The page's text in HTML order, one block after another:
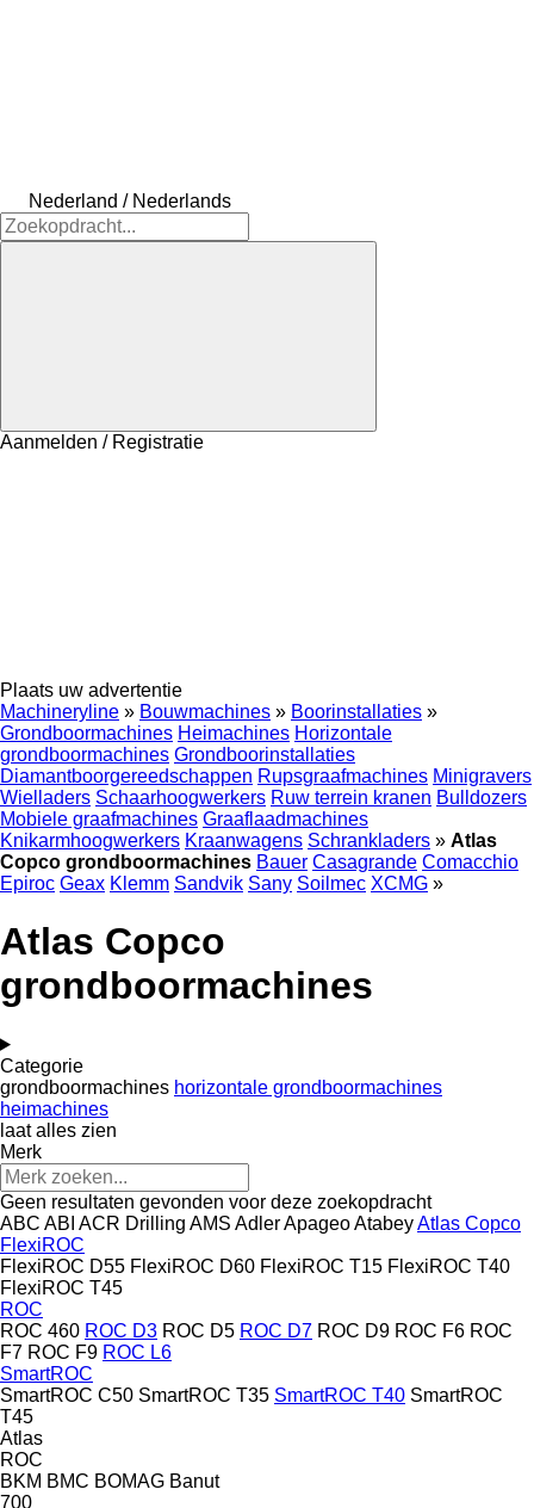
Nederland / Nederlands
Aanmelden / Registratie
Plaats uw advertentie
Machineryline » Bouwmachines » Boorinstallaties »
Grondboormachines Heimachines Horizontale
grondboormachines Grondboorinstallaties
Diamantboorgereedschappen Rupsgraafmachines Minigravers
Wielladers Schaarhoogwerkers Ruw terrein kranen Bulldozers
Mobiele graafmachines Graaflaadmachines
Knikarmhoogwerkers Kraanwagens Schrankladers » Atlas
Copco grondboormachines Bauer Casagrande Comacchio
Epiroc Geax Klemm Sandvik Sany Soilmec XCMG »
Atlas Copco
grondboormachines
Categorie
grondboormachines horizontale grondboormachines
heimachines
laat alles zien
Merk
Geen resultaten gevonden voor deze zoekopdracht
ABC ABI ACR Drilling AMS AdlerApageoAtabeyAtlas Copco
FlexiROC
FlexiROC D55 FlexiROC D60 FlexiROC T15 FlexiROC T40
FlexiROC T45
ROC
ROC 460 ROC D3 ROC D5 ROC D7 ROC D9 ROC F6 ROC
F7 ROC F9 ROC L6
SmartROC
SmartROC C50 SmartROC T35 SmartROC T40 SmartROC
T45
Atlas
ROC
BKM BMC BOMAG Banut
700